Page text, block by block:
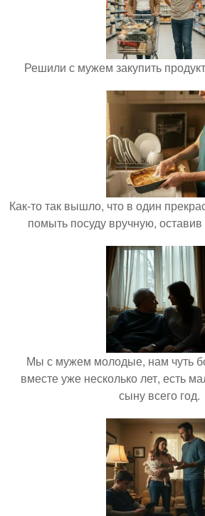
Решили с мужем закупить
Как-то так вышло, что в один
помыть посуду вручную, оставив
Мы с мужем молодые, нам чуть
вместе уже несколько лет, есть
сыну всего год.